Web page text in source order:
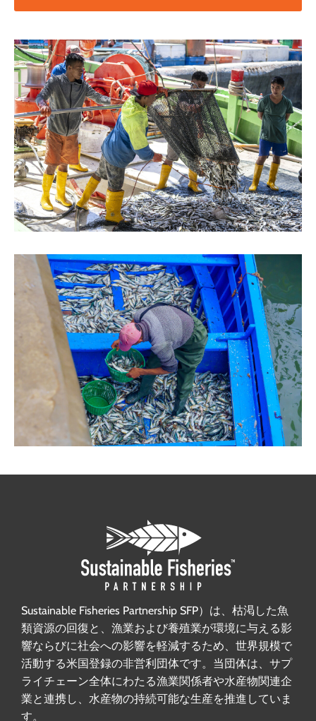
Sustainable Fisheries Partnership SFP）は、枯渇した魚
類資源の回復と、漁業および養殖業が環境に与える影
響ならびに社会への影響を軽減するため、世界規模で
活動する米国登録の非営利団体です。当団体は、サプ
ライチェーン全体にわたる漁業関係者や水産物関連企
業と連携し、水産物の持続可能な生産を推進していま
す。